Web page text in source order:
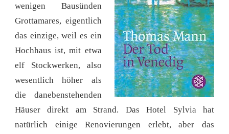
wenigen Bausünden
Grottamares, eigentlich
das einzige, weil es ein
Hochhaus ist, mit etwa
elf Stockwerken, also
wesentlich höher als
die danebenstehenden
Häuser direkt am Strand. Das Hotel Sylvia hat
natürlich einige Renovierungen erlebt, aber das